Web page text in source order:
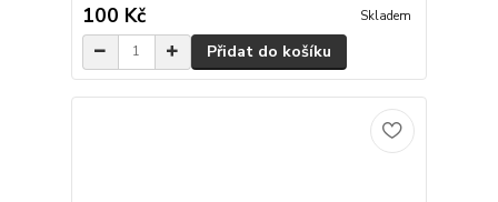
100 Kč Skladem
Přidat do košíku